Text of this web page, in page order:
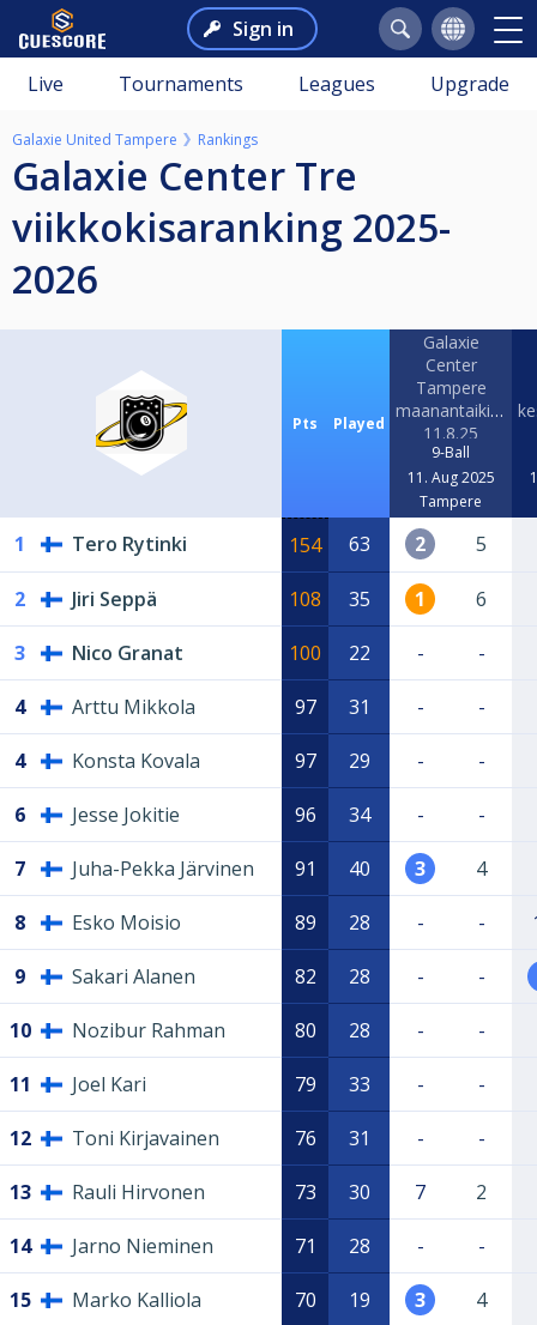
Sign in
Live Tournaments Leagues Upgrade
Galaxie United Tampere Rankings
Galaxie Center Tre
viikkokisaranking 2025-
2026
Pts Played
Galaxie
Center
Tampere
maanantaikisat
11.8.25
9-Ball
11. Aug 2025
Tampere
1 Tero Rytinki 154 63 2 5
2 Jiri Seppä 108 35 1 6
3 Nico Granat 100 22 - -
4 Arttu Mikkola 97 31 - -
4 Konsta Kovala 97 29 - -
6 Jesse Jokitie 96 34 - -
7 Juha-Pekka Järvinen 91 40 3 4
8 Esko Moisio 89 28 - -
9 Sakari Alanen 82 28 - -
10 Nozibur Rahman 80 28 - -
11 Joel Kari 79 33 - -
12 Toni Kirjavainen 76 31 - -
13 Rauli Hirvonen 73 30 7 2
14 Jarno Nieminen 71 28 - -
15 Marko Kalliola 70 19 3 4